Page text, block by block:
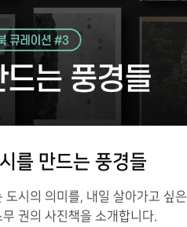
를 만드는 풍경들
시의 의미를, 내일 살아가고 싶은
권의 사진책을 소개합니다.